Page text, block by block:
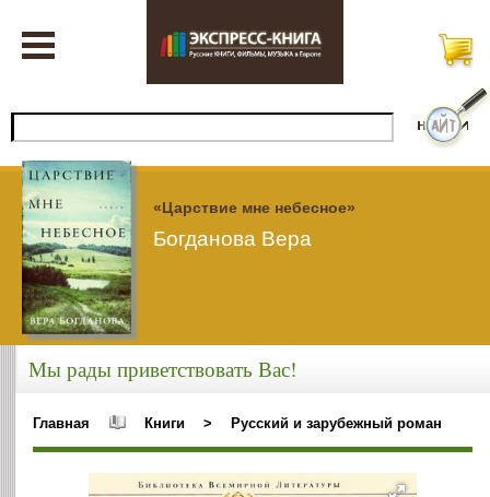
«Царствие мне небесное»
Богданова Вера
Мы рады приветствовать Вас!
Главная Книги > Русский и зарубежный роман